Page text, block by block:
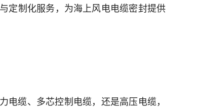
定制化服务，为海上风电电缆密封提供
缆、多芯控制电缆，还是高压电缆，